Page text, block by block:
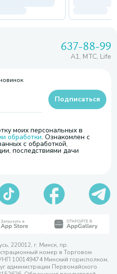
637-88-99
A1, МТС, Life
моих персональных в
обработки. Ознакомлен с
с обработкой,
последствиями дачи
Подписаться
220012, г. Минск, пр.
номер в Торговом
100149474 Минский горисполком,
администрации Первомайского